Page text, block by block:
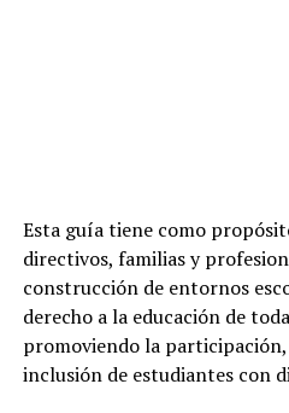
Esta guía tiene como
directivos, familias y
construcción de entornos
derecho a la educación de
promoviendo la
inclusión de estudiantes con